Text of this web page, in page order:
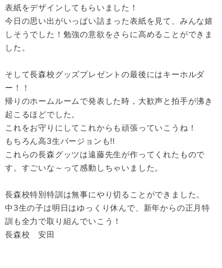
表紙をデザインしてもらいました！
今日の思い出がいっぱい詰まった表紙を見て、みんな嬉
しそうでした！勉強の意欲をさらに高めることができま
した。
そして長森校グッズプレゼントの最後にはキーホルダ
ー！！
帰りのホームルームで発表した時，大歓声と拍手が沸き
起こるほどでした。
これをお守りにしてこれからも頑張っていこうね！
もちろん高3生バージョンも!!
これらの長森グッツは遠藤先生が作ってくれたもので
す。すごいな～って感動しちゃいました。
長森校特別特訓は無事にやり切ることができました。
中3生の子は明日はゆっくり休んで、新年からの正月特
訓も全力で取り組んでいこう！
長森校 安田